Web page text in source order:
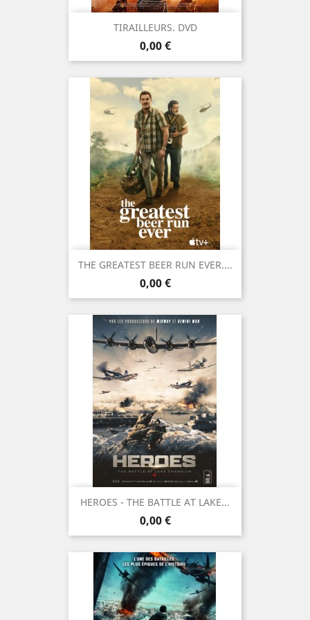
TIRAILLEURS. DVD
Prix
0,00 €
THE GREATEST BEER RUN EVER....
Prix
0,00 €
HEROES - THE BATTLE AT LAKE...
Prix
0,00 €